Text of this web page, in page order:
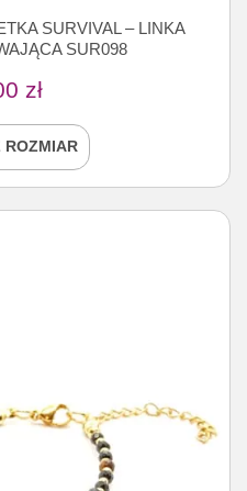
SURVIVAL – LINKA
SUR098
zł
ROZMIAR